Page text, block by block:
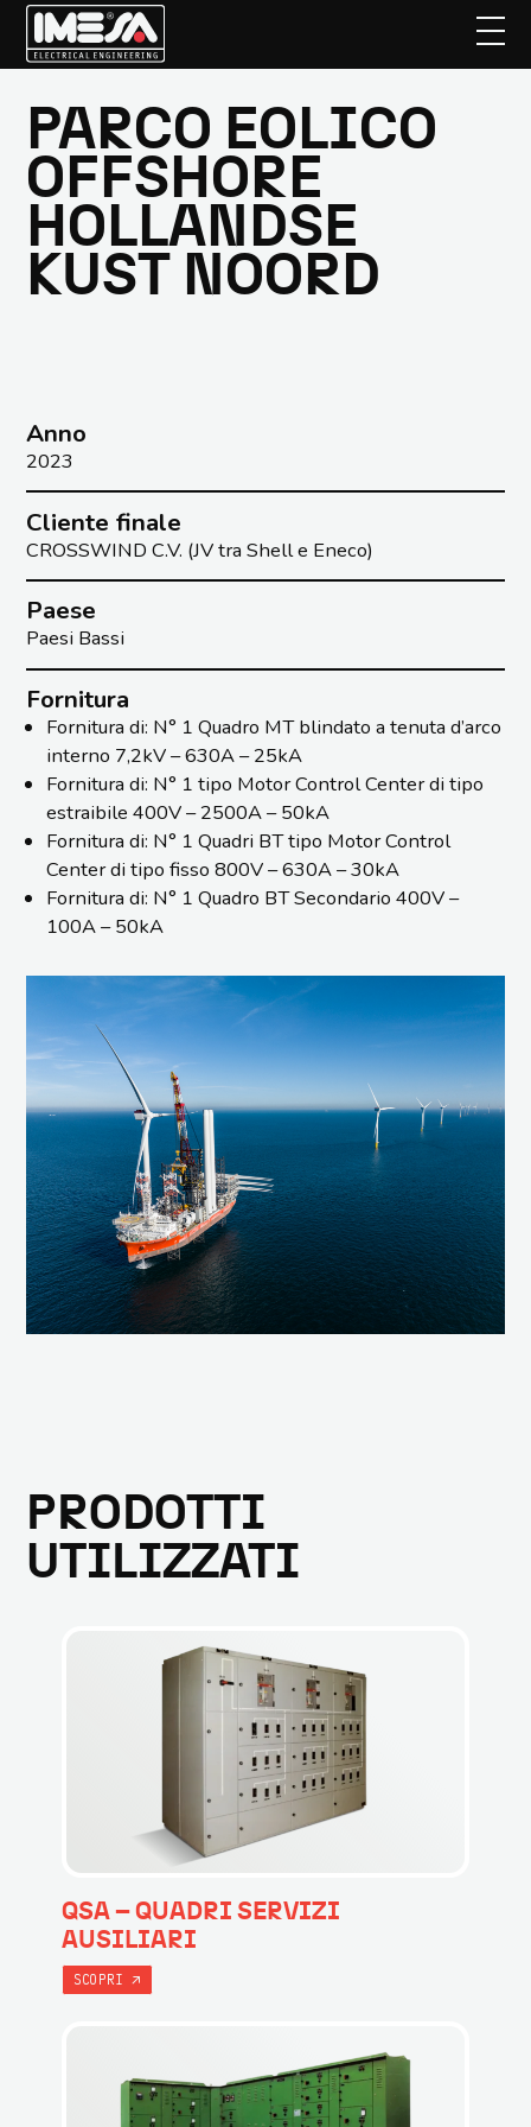
Passa
contenuto
principale
PARCO EOLICO
OFFSHORE
HOLLANDSE
KUST NOORD
Anno
2023
Cliente finale
CROSSWIND C.V. (JV tra Shell e Eneco)
Paese
Paesi Bassi
Fornitura
Fornitura di: N° 1 Quadro MT blindato a tenuta d’arco
interno 7,2kV – 630A – 25kA
Fornitura di: N° 1 tipo Motor Control Center di tipo
estraibile 400V – 2500A – 50kA
Fornitura di: N° 1 Quadri BT tipo Motor Control
Center di tipo fisso 800V – 630A – 30kA
Fornitura di: N° 1 Quadro BT Secondario 400V –
100A – 50kA
PRODOTTI
UTILIZZATI
QSA – QUADRI SERVIZI
AUSILIARI
SCOPRI